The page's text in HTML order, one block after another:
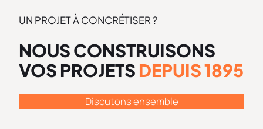
UN PROJET À CONCRÉTISER ?
NOUS CONSTRUISONS
VOS PROJETS DEPUIS 1895
Discutons ensemble